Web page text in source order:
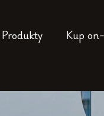
Produkty Kup